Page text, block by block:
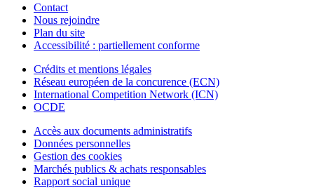
Contact
Nous rejoindre
Plan du site
Accessibilité : partiellement conforme
Crédits et mentions légales
Réseau européen de la concurence (ECN)
International Competition Network (ICN)
OCDE
Accès aux documents administratifs
Données personnelles
Gestion des cookies
Marchés publics & achats responsables
Rapport social unique